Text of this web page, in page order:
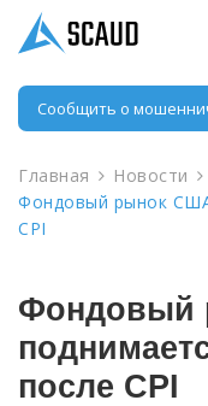
Сообщить о
Главная
Новости
Фондовый рынок
CPI
Фондовый
после CPI